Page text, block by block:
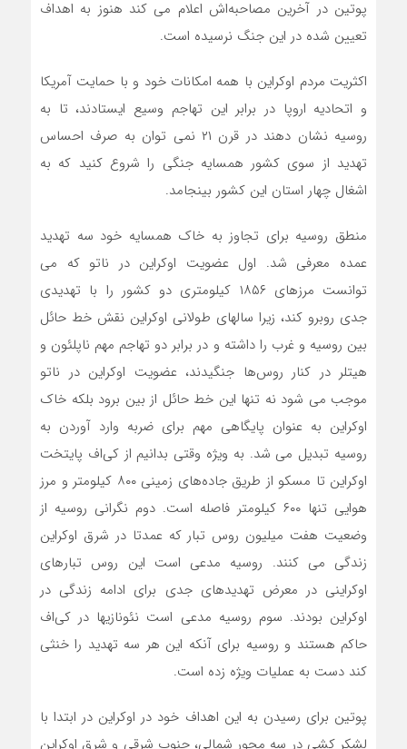
پوتین در آخرین مصاحبه‌اش اعلام می کند هنوز به اهداف
تعیین شده در این جنگ نرسیده است.
اکثریت مردم اوکراین با همه امکانات خود و با حمایت آمریکا
و اتحادیه اروپا در برابر این تهاجم وسیع ایستادند، تا به
روسیه نشان دهند در قرن ۲۱ نمی توان به صرف احساس
تهدید از سوی کشور همسایه جنگی را شروع کنید که به
اشغال چهار استان این کشور بینجامد.
منطق روسیه برای تجاوز به خاک همسایه خود سه تهدید
عمده معرفی شد. اول عضویت اوکراین در ناتو که می
توانست مرزهای ۱۸۵۶ کیلومتری دو کشور را با تهدیدی
جدی روبرو کند، زیرا سالهای طولانی اوکراین نقش خط حائل
بین روسیه و غرب را داشته و در برابر دو تهاجم مهم ناپلئون و
هیتلر در کنار روس‌ها جنگیدند، عضویت اوکراین در ناتو
موجب می شود نه تنها این خط حائل از بین برود بلکه خاک
اوکراین به عنوان پایگاهی مهم برای ضربه وارد آوردن به
روسیه تبدیل می شد. به ویژه وقتی بدانیم از کی‌اف پایتخت
اوکراین تا مسکو از طریق جاده‌های زمینی ۸۰۰ کیلومتر و مرز
هوایی تنها ۶۰۰ کیلومتر فاصله است. دوم نگرانی روسیه از
وضعیت هفت میلیون روس تبار که عمدتا در شرق اوکراین
زندگی می کنند. روسیه مدعی است این روس تبارهای
اوکراینی در معرض تهدیدهای جدی برای ادامه زندگی در
اوکراین بودند. سوم روسیه مدعی است نئونازیها در کی‌اف
حاکم هستند و روسیه برای آنکه این هر سه تهدید را خنثی
کند دست به عملیات ویژه زده است.
پوتین برای رسیدن به این اهداف خود در اوکراین در ابتدا با
لشکر کشی در سه محور شمالی، جنوب شرقی و شرق اوکراین